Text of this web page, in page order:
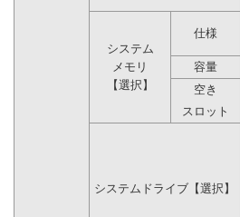
システム
メモリ
【選択】
仕様
容量
空き
スロット
システムドライブ【選択】